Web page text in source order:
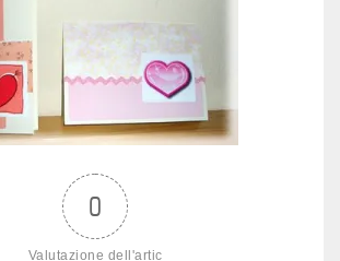
0
Valutazione dell'artic